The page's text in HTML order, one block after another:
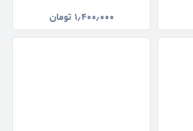
۱٫۴۰۰٫۰۰۰ تومان